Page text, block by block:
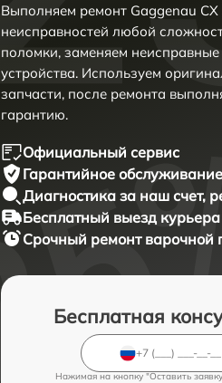
Выполняем ремонт Gaggenau
неисправностей любой
поломки, заменяем
устройства. Используем
запчасти, после ремонта
гарантию.
Официальный сервис
Гарантийное обслуживание
Диагностика за наш счет,
Бесплатный выезд курьера
Срочный ремонт варочной
Бесплатная
Нажимая на кнопку "Оставить